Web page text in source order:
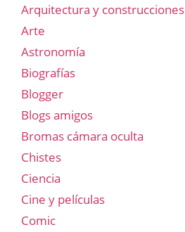
Arquitectura y construcciones
Arte
Astronomía
Biografías
Blogger
Blogs amigos
Bromas cámara oculta
Chistes
Ciencia
Cine y películas
Comic